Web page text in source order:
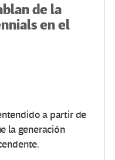
de la
en el
a partir de
la generación